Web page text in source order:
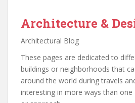
Architecture &
Architectural Blog
These pages are dedicated to
buildings or neighborhoods that
around the world during travels
interesting in more ways than